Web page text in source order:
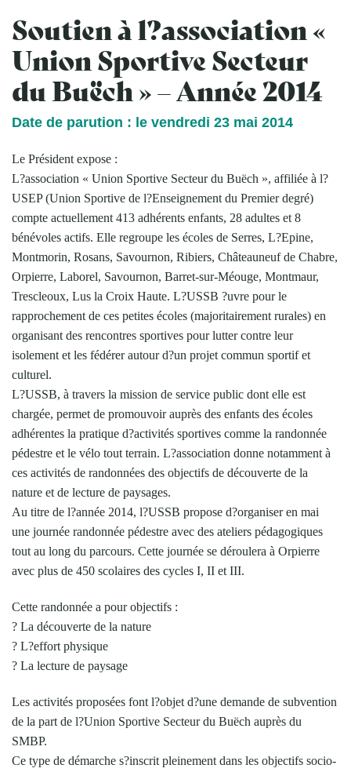
Soutien à l?association «
Union Sportive Secteur
du Buëch » – Année 2014
Date de parution : le vendredi 23 mai 2014
Le Président expose :
L?association « Union Sportive Secteur du Buëch », affiliée à l?
USEP (Union Sportive de l?Enseignement du Premier degré)
compte actuellement 413 adhérents enfants, 28 adultes et 8
bénévoles actifs. Elle regroupe les écoles de Serres, L?Epine,
Montmorin, Rosans, Savournon, Ribiers, Châteauneuf de Chabre,
Orpierre, Laborel, Savournon, Barret-sur-Méouge, Montmaur,
Trescleoux, Lus la Croix Haute. L?USSB ?uvre pour le
rapprochement de ces petites écoles (majoritairement rurales) en
organisant des rencontres sportives pour lutter contre leur
isolement et les fédérer autour d?un projet commun sportif et
culturel.
L?USSB, à travers la mission de service public dont elle est
chargée, permet de promouvoir auprès des enfants des écoles
adhérentes la pratique d?activités sportives comme la randonnée
pédestre et le vélo tout terrain. L?association donne notamment à
ces activités de randonnées des objectifs de découverte de la
nature et de lecture de paysages.
Au titre de l?année 2014, l?USSB propose d?organiser en mai
une journée randonnée pédestre avec des ateliers pédagogiques
tout au long du parcours. Cette journée se déroulera à Orpierre
avec plus de 450 scolaires des cycles I, II et III.
Cette randonnée a pour objectifs :
? La découverte de la nature
? L?effort physique
? La lecture de paysage
Les activités proposées font l?objet d?une demande de subvention
de la part de l?Union Sportive Secteur du Buëch auprès du
SMBP.
Ce type de démarche s?inscrit pleinement dans les objectifs socio-